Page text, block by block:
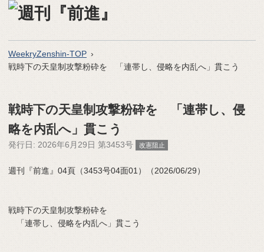
WeekryZenshin-TOP
戦時下の天皇制攻撃粉砕を 「連帯し、侵略を内乱へ」貫こう
戦時下の天皇制攻撃粉砕を 「連帯し、侵
略を内乱へ」貫こう
発行日: 2026年6月29日 第3453号 改憲阻止
週刊『前進』04頁（3453号04面01）（2026/06/29）
戦時下の天皇制攻撃粉砕を
「連帯し、侵略を内乱へ」貫こう